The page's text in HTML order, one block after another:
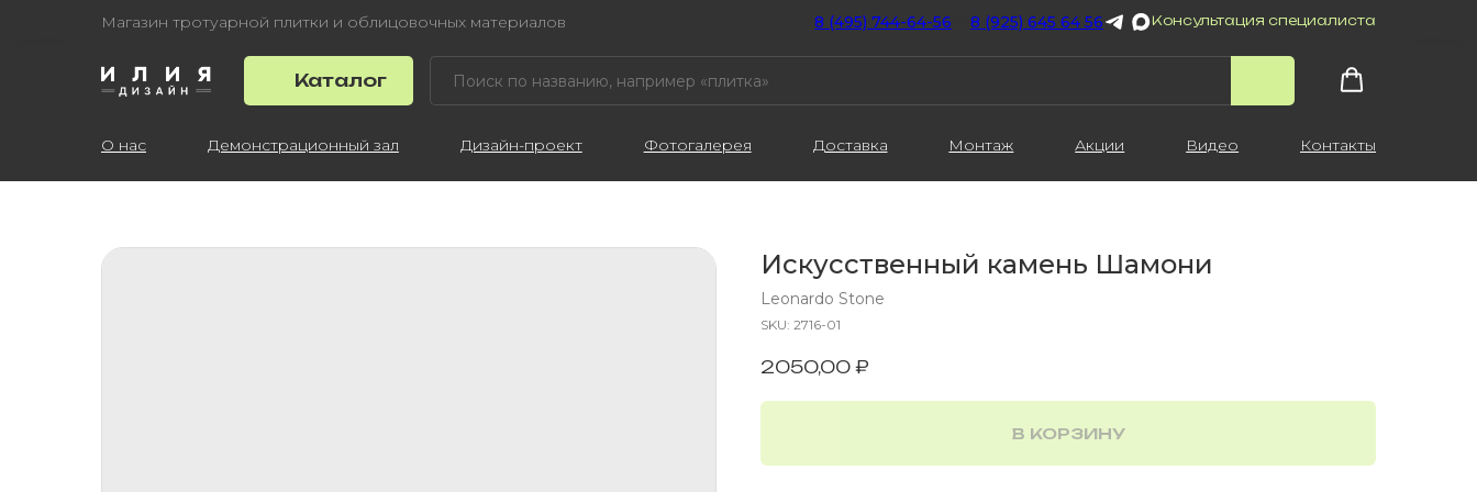
Магазин тротуарной плитки и облицовочных материалов 8 (495) 744-64-56 8 (925) 645 64 56 Консультация специалиста
Каталог
О нас Демонстрационный зал Дизайн-проект Фотогалерея Доставка Монтаж Акции Видео Контакты
Искусственный камень Шамони
Leonardo Stone
SKU: 2716-01
2050,00 ₽
В КОРЗИНУ